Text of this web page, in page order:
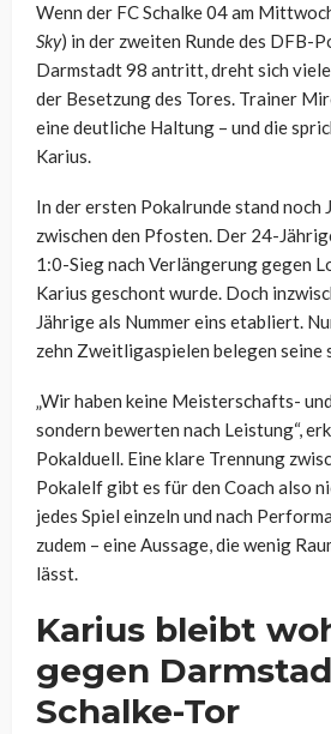
Wenn der FC Schalke 04 am
Sky) in der zweiten Runde des DFB-
Darmstadt 98 antritt, dreht sich
der Besetzung des Tores. Trainer
eine deutliche Haltung – und die
Karius.
In der ersten Pokalrunde stand noch
zwischen den Pfosten. Der 24-
1:0-Sieg nach Verlängerung gegen
Karius geschont wurde. Doch
Jährige als Nummer eins etabliert.
zehn Zweitligaspielen belegen seine
„Wir haben keine Meisterschafts-
sondern bewerten nach Leistung“,
Pokalduell. Eine klare Trennung
Pokalelf gibt es für den Coach also
jedes Spiel einzeln und nach
zudem – eine Aussage, die wenig
lässt.
Karius bleibt
gegen
Schalke-Tor